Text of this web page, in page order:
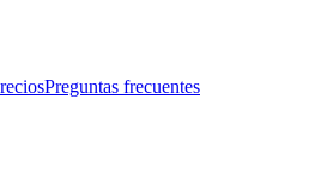
Preguntas frecuentes